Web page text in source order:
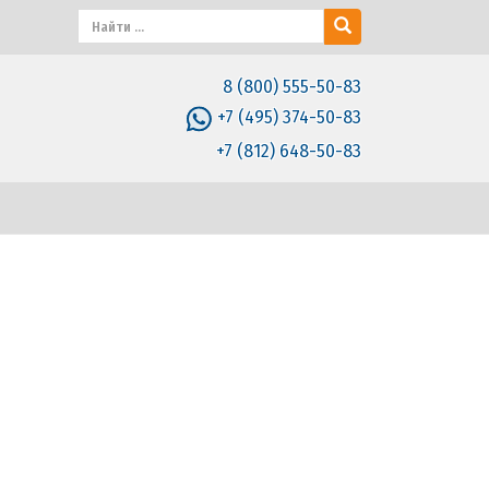
8 (800) 555-50-83
+7 (495) 374-50-83
+7 (812) 648-50-83